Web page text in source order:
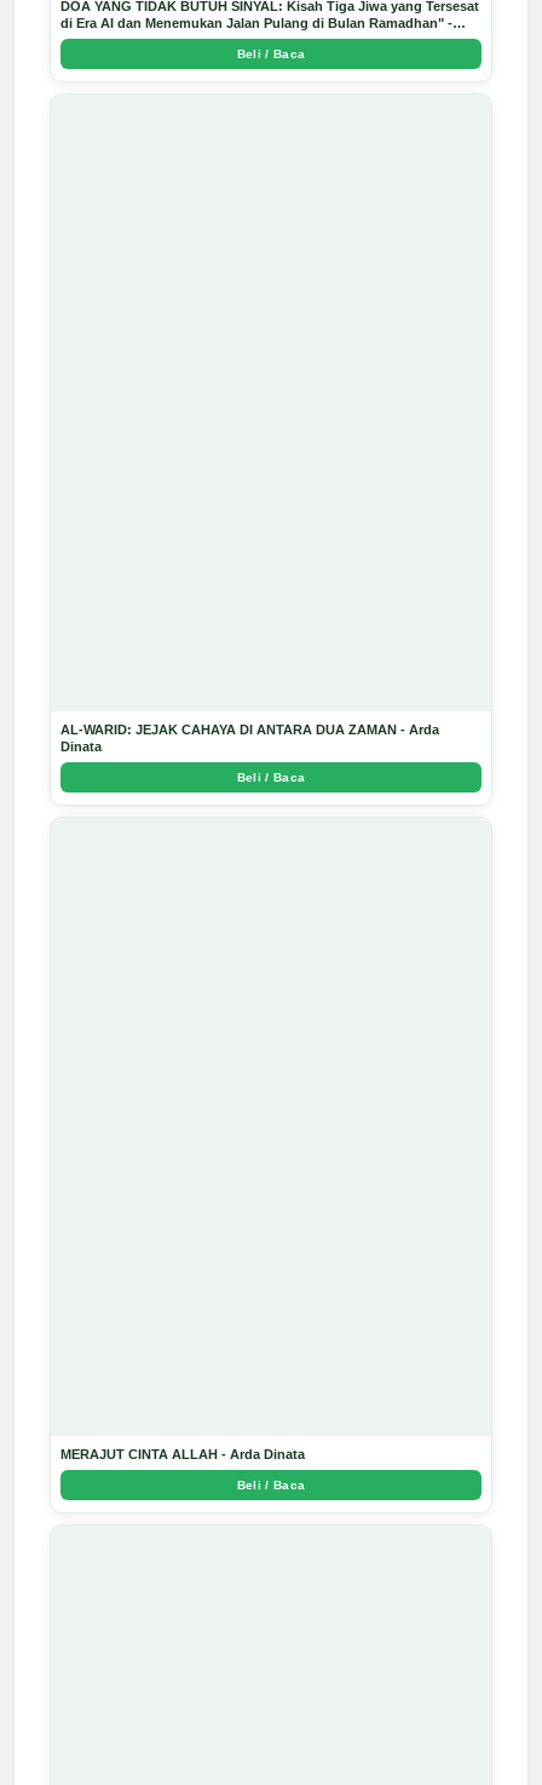
DOA YANG TIDAK BUTUH SINYAL: Kisah Tiga Jiwa yang Tersesat
di Era AI dan Menemukan Jalan Pulang di Bulan Ramadhan" -
Arda Dinata
Beli / Baca
AL-WARID: JEJAK CAHAYA DI ANTARA DUA ZAMAN - Arda
Dinata
Beli / Baca
MERAJUT CINTA ALLAH - Arda Dinata
Beli / Baca